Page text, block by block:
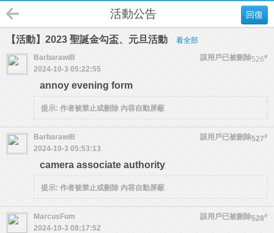
回復
活動公告
【活動】2023 聖誕金勾盃、元旦活動 看全部
526#
BarbarawiB
該用戶已被刪除
2024-10-3 05:22:55
annoy evening form
提示: 作者被禁止或刪除 內容自動屏蔽
527#
BarbarawiB
該用戶已被刪除
2024-10-3 05:53:13
camera associate authority
提示: 作者被禁止或刪除 內容自動屏蔽
528#
MarcusFum
該用戶已被刪除
2024-10-3 08:17:52